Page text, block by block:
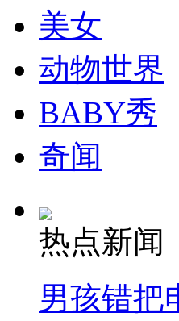
美女
动物世界
BABY秀
奇闻
热点新闻
男孩错把